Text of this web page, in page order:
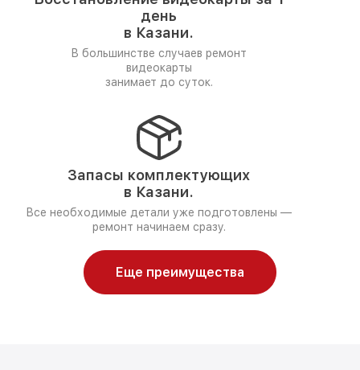
день
в Казани.
В большинстве случаев ремонт
видеокарты
занимает до суток.
Запасы комплектующих
в Казани.
Все необходимые детали уже подготовлены —
ремонт начинаем сразу.
Еще преимущества